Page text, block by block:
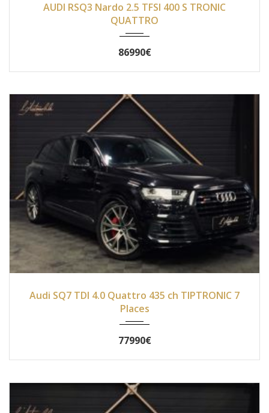
AUDI RSQ3 Nardo 2.5 TFSI 400 S TRONIC
QUATTRO
86990€
Audi SQ7 TDI 4.0 Quattro 435 ch TIPTRONIC 7
Places
77990€